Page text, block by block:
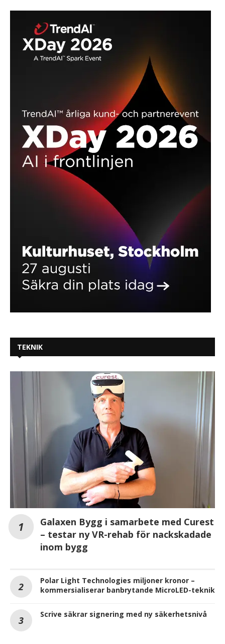
TEKNIK
Galaxen Bygg i samarbete med Curest
– testar ny VR-rehab för nackskadade
inom bygg
Polar Light Technologies miljoner kronor –
kommersialiserar banbrytande MicroLED-teknik
Scrive säkrar signering med ny säkerhetsnivå